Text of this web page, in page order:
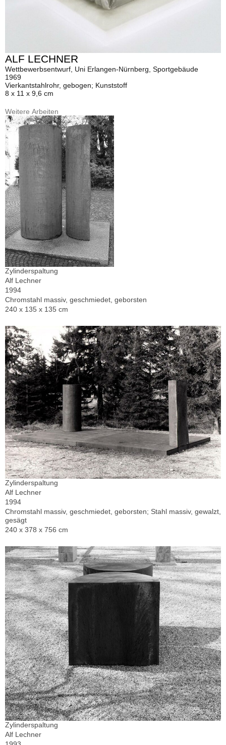
ALF LECHNER
Wettbewerbsentwurf, Uni Erlangen-Nürnberg, Sportgebäude
1969
Vierkantstahlrohr, gebogen; Kunststoff
8 x 11 x 9,6 cm
Weitere Arbeiten
Zylinderspaltung
Alf Lechner
1994
Chromstahl massiv, geschmiedet, geborsten
240 x 135 x 135 cm
Zylinderspaltung
Alf Lechner
1994
Chromstahl massiv, geschmiedet, geborsten; Stahl massiv, gewalzt,
gesägt
240 x 378 x 756 cm
Zylinderspaltung
Alf Lechner